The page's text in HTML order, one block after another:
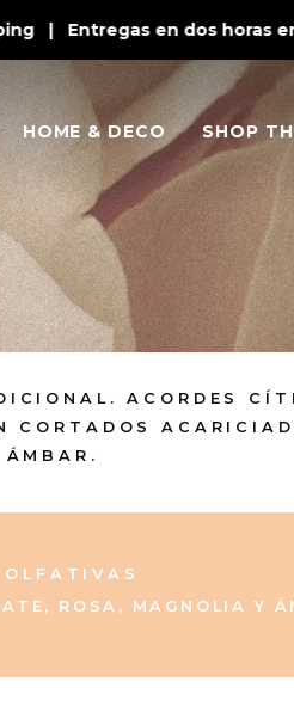
en dos horas
HOME & DECO SHOP
ACORDES
CORTADOS
ÁMBAR.
ROSA, MAGNOLIA Y